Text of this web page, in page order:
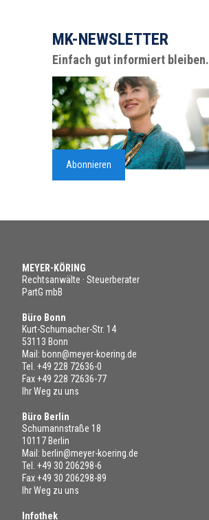
MK-NEWSLETTER
Einfach gut informiert bleiben.
Abonnieren
MEYER-KÖRING
Rechtsanwälte · Steuerberater
PartG mbB
Büro Bonn
Kurt-Schumacher-Str. 14
53113 Bonn
Mail: bonn@meyer-koering.de
Tel. +49 228 72636-0
Fax +49 228 72636-77
Ihr Weg zu uns
Büro Berlin
Schumannstraße 18
10117 Berlin
Mail: berlin@meyer-koering.de
Tel. +49 30 206298-6
Fax +49 30 206298-89
Ihr Weg zu uns
Infothek